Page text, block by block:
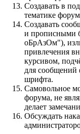
Создавать в
тематике
Cоздавать
и прописными
оБрАзОм"),
привлечения
курсивом,
для
шрифта.
Самовольное
форума, не
делает
Обсуждать